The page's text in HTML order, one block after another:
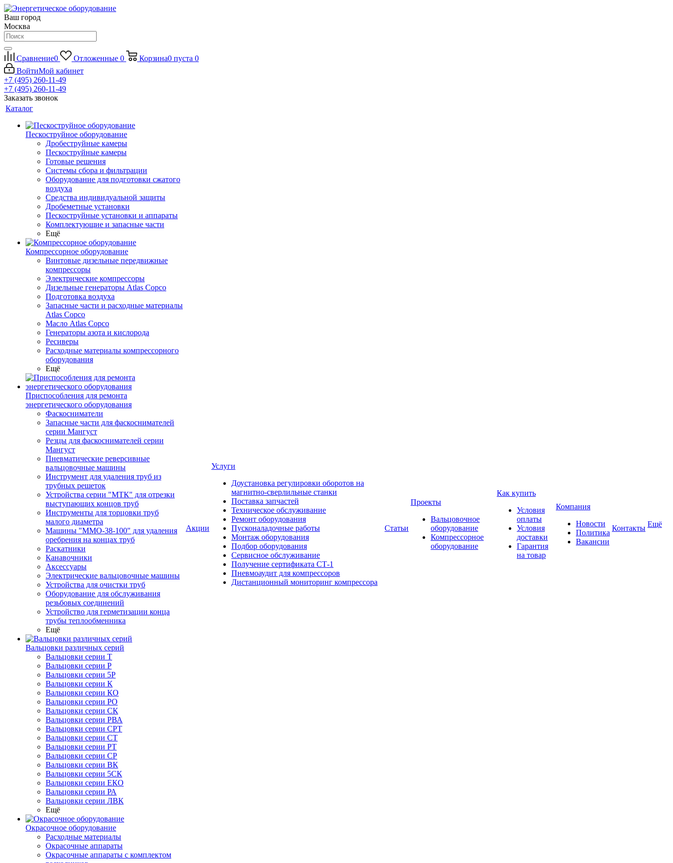
Ваш город
Москва
Сравнение0 Отложенные 0 Корзина0 пуста 0
ВойтиМой кабинет
+7 (495) 260-11-49
+7 (495) 260-11-49
Заказать звонок
Каталог
Пескоструйное оборудование
Дробеструйные камеры
Пескоструйные камеры
Готовые решения
Системы сбора и фильтрации
Оборудование для подготовки сжатого
воздуха
Средства индивидуальной защиты
Дробеметные установки
Пескоструйные установки и аппараты
Комплектующие и запасные части
Ещё
Компрессорное оборудование
Винтовые дизельные передвижные
компрессоры
Электрические компрессоры
Дизельные генераторы Atlas Copco
Подготовка воздуха
Запасные части и расходные материалы
Atlas Copco
Масло Atlas Copco
Генераторы азота и кислорода
Ресиверы
Расходные материалы компрессорного
оборудования
Ещё
Приспособления для ремонта
энергетического оборудования
Фаскосниматели
Запасные части для фаскоснимателей
серии Мангуст
Резцы для фаскоснимателей серии
Мангуст
Пневматические реверсивные
вальцовочные машины
Инструмент для удаления труб из
трубных решеток
Устройства серии "МТК" для отрезки
выступающих концов труб
Инструменты для торцовки труб
малого диаметра
Машины "ММО-38-100" для удаления
оребрения на концах труб
Раскатники
Канавочники
Аксессуары
Электрические вальцовочные машины
Устройства для очистки труб
Оборудование для обслуживания
резьбовых соединений
Устройство для герметизации конца
трубы теплообменника
Ещё
Вальцовки различных серий
Вальцовки серии Т
Вальцовки серии Р
Вальцовки серии 5Р
Вальцовки серии К
Вальцовки серии КО
Вальцовки серии РО
Вальцовки серии СК
Вальцовки серии РВА
Вальцовки серии СРТ
Вальцовки серии СТ
Вальцовки серии РТ
Вальцовки серии СР
Вальцовки серии ВК
Вальцовки серии 5СК
Вальцовки серии ЕКО
Вальцовки серии РА
Вальцовки серии ЛВК
Ещё
Окрасочное оборудование
Расходные материалы
Окрасочные аппараты
Окрасочные аппараты с комплектом
Акции
Услуги
Доустановка регулировки оборотов на
магнитно-сверлильные станки
Поставка запчастей
Техническое обслуживание
Ремонт оборудования
Пусконаладочные работы
Монтаж оборудования
Подбор оборудования
Сервисное обслуживание
Получение сертификата СТ-1
Пневмоаудит для компрессоров
Дистанционный мониторинг компрессора
Статьи
Проекты
Вальцовочное
оборудование
Компрессорное
оборудование
Как купить
Условия
оплаты
Условия
доставки
Гарантия
на товар
Компания
Новости
Политика
Вакансии
Контакты Ещё